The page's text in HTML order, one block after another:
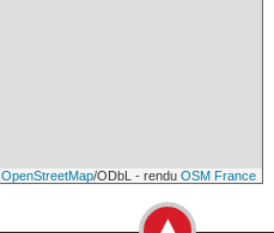
OpenStreetMap/ODbL - rendu OSM France